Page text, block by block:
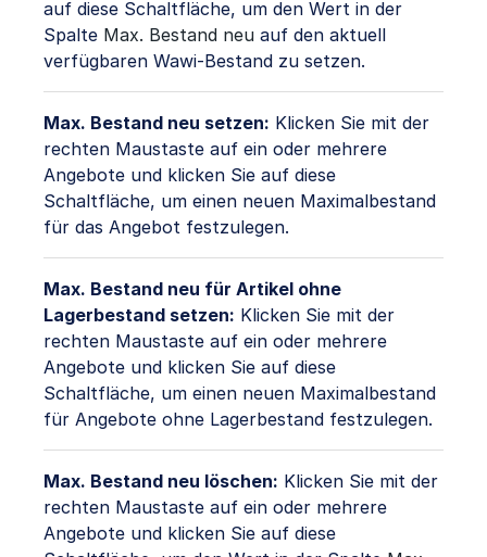
auf diese Schaltfläche, um den Wert in der
Spalte Max. Bestand neu auf den aktuell
verfügbaren Wawi-Bestand zu setzen.
Max. Bestand neu setzen: Klicken Sie mit der
rechten Maustaste auf ein oder mehrere
Angebote und klicken Sie auf diese
Schaltfläche, um einen neuen Maximalbestand
für das Angebot festzulegen.
Max. Bestand neu für Artikel ohne
Lagerbestand setzen: Klicken Sie mit der
rechten Maustaste auf ein oder mehrere
Angebote und klicken Sie auf diese
Schaltfläche, um einen neuen Maximalbestand
für Angebote ohne Lagerbestand festzulegen.
Max. Bestand neu löschen: Klicken Sie mit der
rechten Maustaste auf ein oder mehrere
Angebote und klicken Sie auf diese